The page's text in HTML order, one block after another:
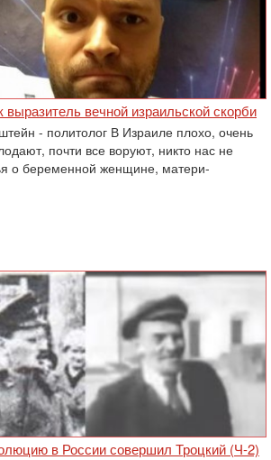
выразитель вечной израильской скорби
- политолог В Израиле плохо, очень
почти все воруют, никто нас не
о беременной женщине, матери-
в России совершил Троцкий (Ч-2)